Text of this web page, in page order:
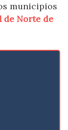
municipios
de Norte de